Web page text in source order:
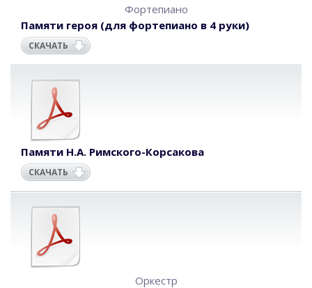
Фортепиано
Памяти героя (для фортепиано в 4 руки)
СКАЧАТЬ
Памяти Н.А. Римского-Корсакова
СКАЧАТЬ
Оркестр